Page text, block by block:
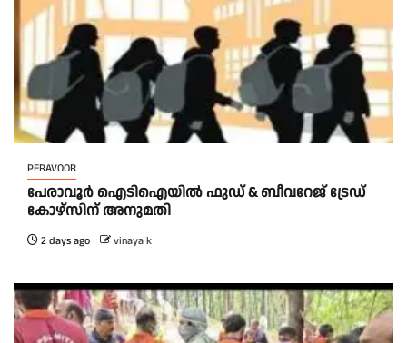
PERAVOOR
പേരാവൂർ ഐടിഐയിൽ ഫുഡ് & ബീവറേജ് ട്രേഡ്
കോഴ്സിന് അനുമതി
2 days ago vinaya k